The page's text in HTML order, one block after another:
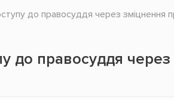
до правосуддя через зміцнення
до правосуддя через